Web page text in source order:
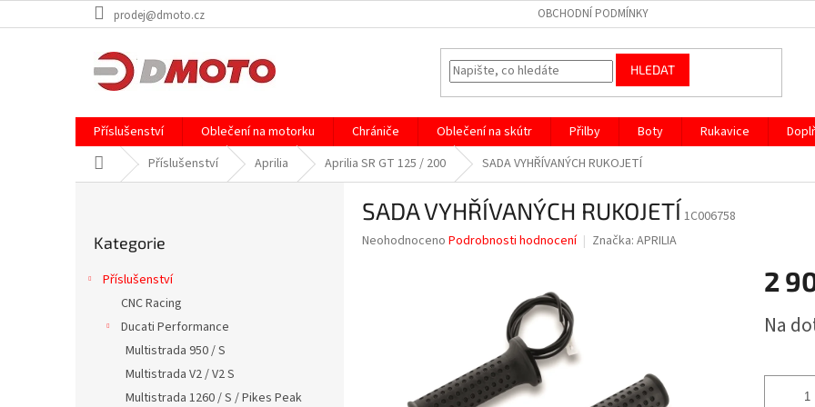
na
prodej@dmoto.cz OBCHODNÍ PODMÍNKY
HLEDAT
Příslušenství Oblečení na motorku Chrániče Oblečení na skútr Přilby Boty Rukavice
Domů Příslušenství Aprilia Aprilia SR GT 125 / 200 SADA VYHŘÍVANÝCH RUKOJETÍ
kategorie
Kategorie
Příslušenství
CNC Racing
Ducati Performance
Multistrada 950 / S
Multistrada V2 / V2 S
Multistrada 1260 / S / Pikes Peak
SADA VYHŘÍVANÝCH RUKOJETÍ 1C006758
Průměrné
Neohodnoceno Podrobnosti hodnocení Značka: APRILIA
2
cena:
Na